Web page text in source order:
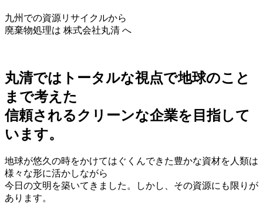
九州での資源リサイクルから
廃棄物処理は 株式会社丸清 へ
丸清ではトータルな視点で地球のこと
まで考えた
信頼されるクリーンな企業を目指して
います。
地球が悠久の時をかけてはぐくんできた豊かな資材を人類は
様々な形に活かしながら
今日の文明を築いてきました。しかし、その資源にも限りが
あります。